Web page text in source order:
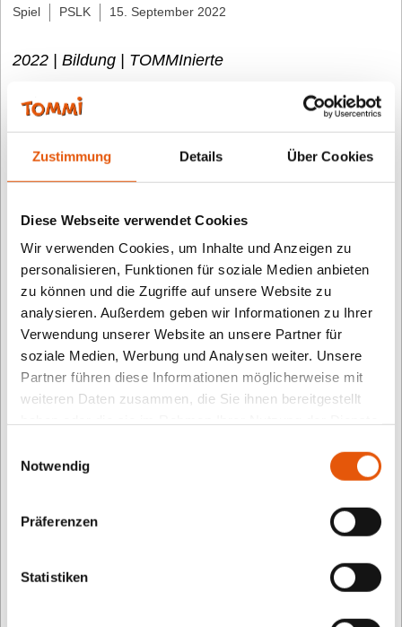
Zustimmung Details Über Cookies
Diese Webseite verwendet Cookies
Wir verwenden Cookies, um Inhalte und Anzeigen zu
personalisieren, Funktionen für soziale Medien anbieten
zu können und die Zugriffe auf unsere Website zu
analysieren. Außerdem geben wir Informationen zu Ihrer
Verwendung unserer Website an unsere Partner für
soziale Medien, Werbung und Analysen weiter. Unsere
Partner führen diese Informationen möglicherweise mit
weiteren Daten zusammen, die Sie ihnen bereitgestellt
Notwendig
Präferenzen
Statistiken
Spiel PSLK 15. September 2022
2022 | Bildung | TOMMInierte
Das sagt die Fachjury:
In der Musikwerkstatt „musiculum“ treffen Kinder auf
den Affen Fragmento, der ihnen mit seinen
Spielkarten knifflige Rätsel aufgibt. Elefant
Bombastico hat allerlei Material dabei, aus dem die
an? Erst werden die Löcher in die Blockflöte
gebohrt, dann können die Einzelteile
zusammengefügt werden. Papagei Glissandra
schließlich schult das Gehör. Die App vermittelt
kindgerecht und spielerisch solide Grundkenntnisse
rund um bekannte Instrumente und macht Lust auf
begeistern oder selbst ein Instrument spielen. Mit
Schlaginstrumenten.